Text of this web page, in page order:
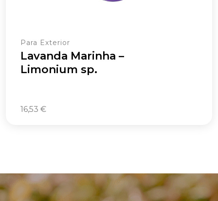
Para Exterior
Lavanda Marinha –
Limonium sp.
16,53 €